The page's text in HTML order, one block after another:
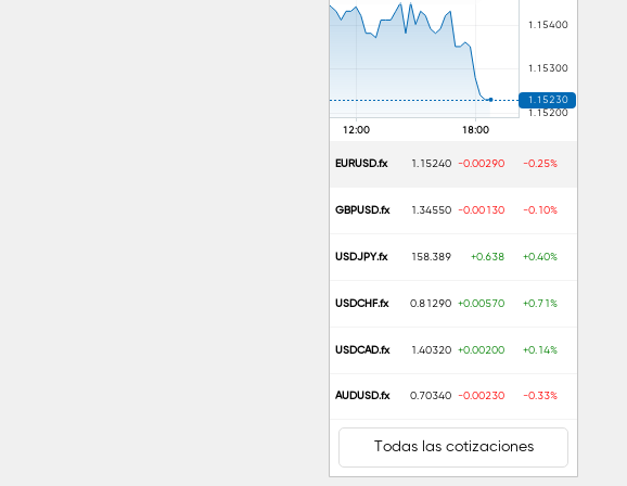
EURUSD.fx 1.15240 -0.00290 -0.25%
GBPUSD.fx 1.34550 -0.00130 -0.10%
USDJPY.fx 158.389 +0.638 +0.40%
USDCHF.fx 0.81290 +0.00570 +0.71%
USDCAD.fx 1.40320 +0.00200 +0.14%
AUDUSD.fx 0.70340 -0.00230 -0.33%
Todas las cotizaciones